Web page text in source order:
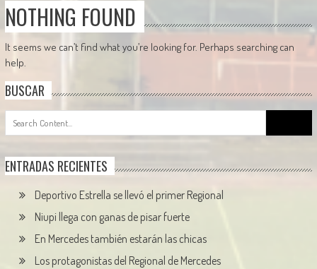
NOTHING FOUND
It seems we can’t find what you’re looking for. Perhaps searching can
help.
BUSCAR
for:
ENTRADAS RECIENTES
Deportivo Estrella se llevó el primer Regional
Niupi llega con ganas de pisar fuerte
En Mercedes también estarán las chicas
Los protagonistas del Regional de Mercedes